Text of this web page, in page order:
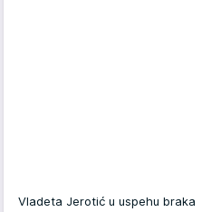
Vladeta Jerotić u uspehu braka